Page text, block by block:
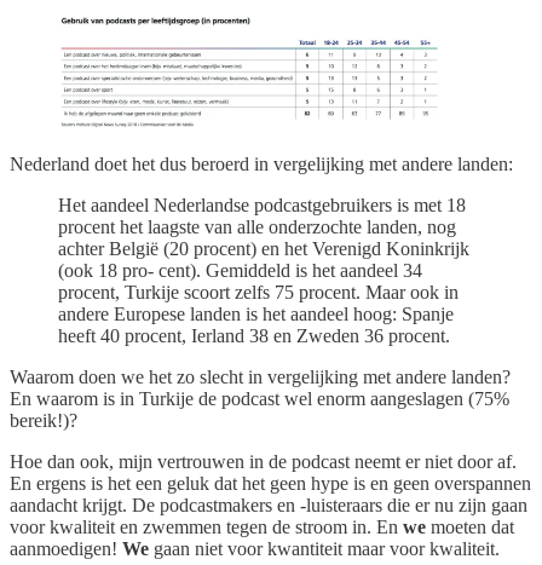
Nederland doet het dus beroerd in vergelijking met andere landen:
Het aandeel Nederlandse podcastgebruikers is met 18
procent het laagste van alle onderzochte landen, nog
achter België (20 procent) en het Verenigd Koninkrijk
(ook 18 pro- cent). Gemiddeld is het aandeel 34
procent, Turkije scoort zelfs 75 procent. Maar ook in
andere Europese landen is het aandeel hoog: Spanje
heeft 40 procent, Ierland 38 en Zweden 36 procent.
Waarom doen we het zo slecht in vergelijking met andere landen?
En waarom is in Turkije de podcast wel enorm aangeslagen (75%
bereik!)?
Hoe dan ook, mijn vertrouwen in de podcast neemt er niet door af.
En ergens is het een geluk dat het geen hype is en geen overspannen
aandacht krijgt. De podcastmakers en -luisteraars die er nu zijn gaan
voor kwaliteit en zwemmen tegen de stroom in. En we moeten dat
aanmoedigen! We gaan niet voor kwantiteit maar voor kwaliteit.